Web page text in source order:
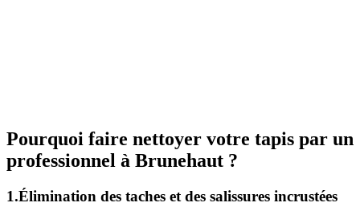
Pourquoi faire nettoyer votre tapis par un
professionnel à Brunehaut ?
1.Élimination des taches et des salissures incrustées